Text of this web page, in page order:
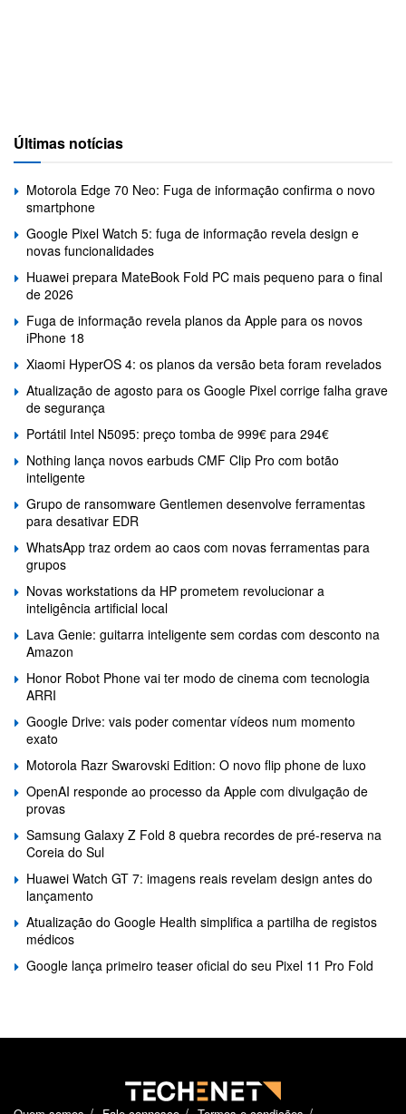
Últimas notícias
Motorola Edge 70 Neo: Fuga de informação confirma o novo
smartphone
Google Pixel Watch 5: fuga de informação revela design e
novas funcionalidades
Huawei prepara MateBook Fold PC mais pequeno para o final
de 2026
Fuga de informação revela planos da Apple para os novos
iPhone 18
Xiaomi HyperOS 4: os planos da versão beta foram revelados
Atualização de agosto para os Google Pixel corrige falha grave
de segurança
Portátil Intel N5095: preço tomba de 999€ para 294€
Nothing lança novos earbuds CMF Clip Pro com botão
inteligente
Grupo de ransomware Gentlemen desenvolve ferramentas
para desativar EDR
WhatsApp traz ordem ao caos com novas ferramentas para
grupos
Novas workstations da HP prometem revolucionar a
inteligência artificial local
Lava Genie: guitarra inteligente sem cordas com desconto na
Amazon
Honor Robot Phone vai ter modo de cinema com tecnologia
ARRI
Google Drive: vais poder comentar vídeos num momento
exato
Motorola Razr Swarovski Edition: O novo flip phone de luxo
OpenAI responde ao processo da Apple com divulgação de
provas
Samsung Galaxy Z Fold 8 quebra recordes de pré-reserva na
Coreia do Sul
Huawei Watch GT 7: imagens reais revelam design antes do
lançamento
Atualização do Google Health simplifica a partilha de registos
médicos
Google lança primeiro teaser oficial do seu Pixel 11 Pro Fold